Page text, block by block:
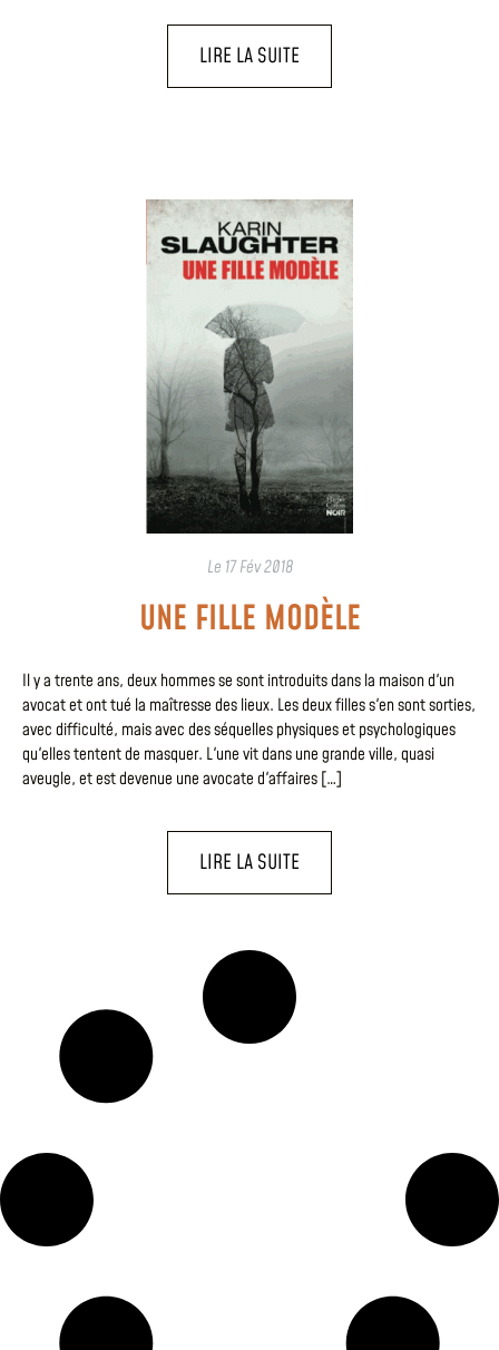
LIRE LA SUITE
Le 17 Fév 2018
UNE FILLE MODÈLE
Il y a trente ans, deux hommes se sont introduits dans la maison d'un
avocat et ont tué la maîtresse des lieux. Les deux filles s'en sont sorties,
avec difficulté, mais avec des séquelles physiques et psychologiques
qu'elles tentent de masquer. L'une vit dans une grande ville, quasi
aveugle, et est devenue une avocate d'affaires […]
LIRE LA SUITE